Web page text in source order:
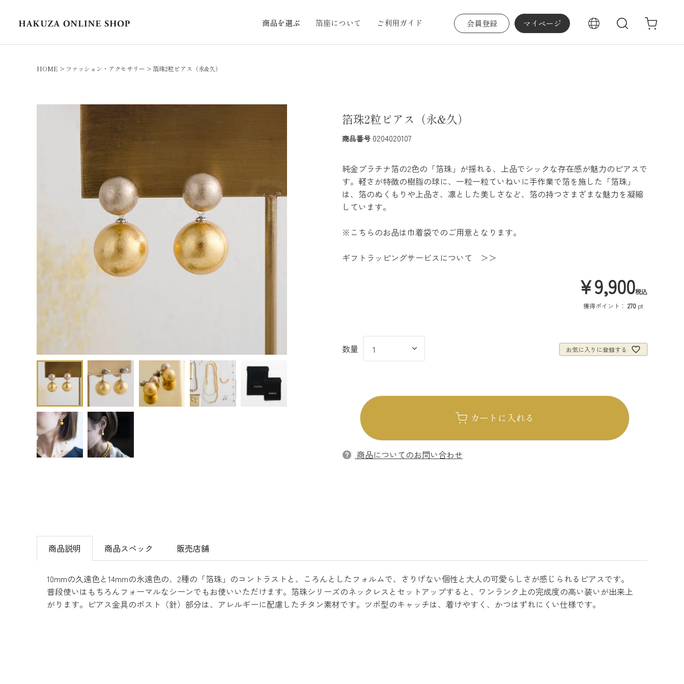
商品を選ぶ 箔座について ご利用ガイド 会員登録 マイページ 検索
HOME ファッション・アクセサリー 箔珠2粒ピアス（永&久）
箔珠2粒ピアス（永&久）
商品番号 0204020107
純金プラチナ箔の2色の「箔珠」が揺れる、上品でシックな存在感が魅力のピアスで
す。軽さが特徴の樹脂の球に、一粒一粒ていねいに手作業で箔を施した「箔珠」
は、箔のぬくもりや上品さ、凛とした美しさなど、箔の持つさまざまな魅力を凝縮
しています。
※こちらのお品は巾着袋でのご用意となります。
ギフトラッピングサービスについて ＞＞
¥9,900税込
獲得ポイント： 270 pt
お気に入りに登録する
カートに入れる
商品についてのお問い合わせ
商品説明 商品スペック 販売店舗
10mmの久遠色と14mmの永遠色の、2種の「箔珠」のコントラストと、ころんとしたフォルムで、さりげない個性と大人の可愛らしさが感じられるピアスです。
普段使いはもちろんフォーマルなシーンでもお使いいただけます。箔珠シリーズのネックレスとセットアップすると、ワンランク上の完成度の高い装いが出来上
がります。ピアス金具のポスト（針）部分は、アレルギーに配慮したチタン素材です。ツボ型のキャッチは、着けやすく、かつはずれにくい仕様です。